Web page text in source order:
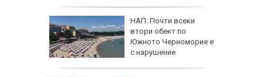
НАП: Почти всеки
втори обект по
Южното Черноморие е
с нарушение